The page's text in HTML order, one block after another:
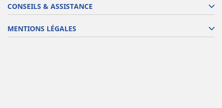
CONSEILS & ASSISTANCE
MENTIONS LÉGALES